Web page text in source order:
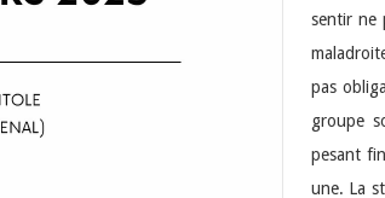
sentir ne
pas
groupe
pesant
une. La